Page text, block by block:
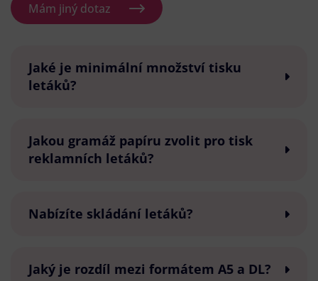
Mám jiný dotaz
Jaké je minimální množství tisku
letáků?
Jakou gramáž papíru zvolit pro tisk
reklamních letáků?
Nabízíte skládání letáků?
Jaký je rozdíl mezi formátem A5 a DL?